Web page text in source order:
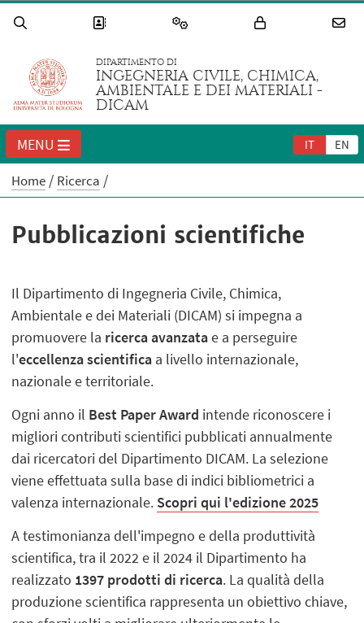
DIPARTIMENTO DI
INGEGNERIA CIVILE, CHIMICA,
AMBIENTALE E DEI MATERIALI -
DICAM
IT EN
MENU
Home Ricerca
Pubblicazioni scientifiche
Il Dipartimento di Ingegneria Civile, Chimica,
Ambientale e dei Materiali (DICAM) si impegna a
promuovere la ricerca avanzatae a perseguire
l'eccellenza scientifica a livello internazionale,
nazionale e territoriale.
Ogni anno il Best Paper Award intende riconoscere i
migliori contributi scientifici pubblicati annualmente
dai ricercatori del Dipartimento DICAM. La selezione
viene effettuata sulla base di indici bibliometrici a
valenza internazionale. Scopri qui l'edizione 2025
A testimonianza dell'impegno e della produttività
scientifica, tra il 2022 e il 2024 il Dipartimento ha
realizzato 1397 prodotti di ricerca. La qualità della
produzione scientifica rappresenta un obiettivo chiave,